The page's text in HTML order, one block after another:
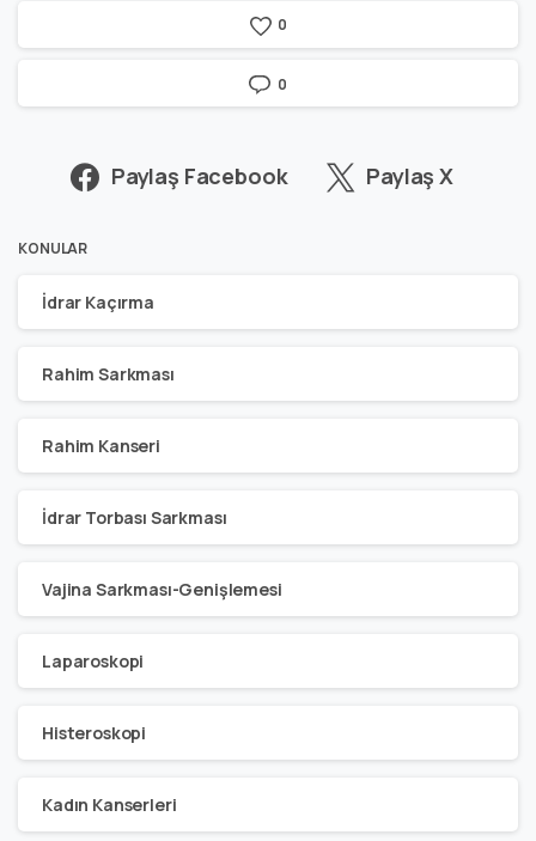
0
0
Paylaş Facebook Paylaş X
KONULAR
İdrar Kaçırma
Rahim Sarkması
Rahim Kanseri
İdrar Torbası Sarkması
Vajina Sarkması-Genişlemesi
Laparoskopi
Histeroskopi
Kadın Kanserleri